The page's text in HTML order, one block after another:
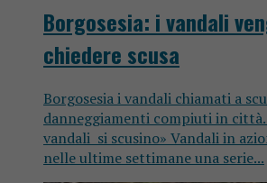
Borgosesia: i vandali
chiedere scusa
Borgosesia i vandali chiamati a
danneggiamenti compiuti in città.
vandali si scusino» Vandali in
nelle ultime settimane una serie...